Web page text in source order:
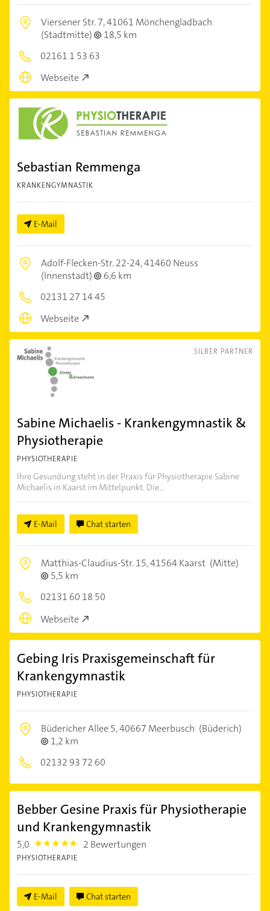
Viersener Str. 7,41061 Mönchengladbach
(Stadtmitte)
18,5 km
02161 1 53 63
Webseite
Sebastian Remmenga
KRANKENGYMNASTIK
E-Mail
Adolf-Flecken-Str. 22-24,41460 Neuss
(Innenstadt)
6,6 km
02131 27 14 45
Webseite
SILBER PARTNER
Sabine Michaelis - Krankengymnastik &
Physiotherapie
PHYSIOTHERAPIE
Ihre Gesundung steht in der Praxis für Physiotherapie Sabine
Michaelis in Kaarst im Mittelpunkt. Die...
E-Mail Chat starten
Matthias-Claudius-Str. 15,41564 Kaarst (Mitte)
5,5 km
02131 60 18 50
Webseite
Gebing Iris Praxisgemeinschaft für
Krankengymnastik
PHYSIOTHERAPIE
Büdericher Allee 5,40667 Meerbusch (Büderich)
1,2 km
02132 93 72 60
Bebber Gesine Praxis für Physiotherapie
und Krankengymnastik
5,0 5.0 2 Bewertungen
PHYSIOTHERAPIE
E-Mail Chat starten